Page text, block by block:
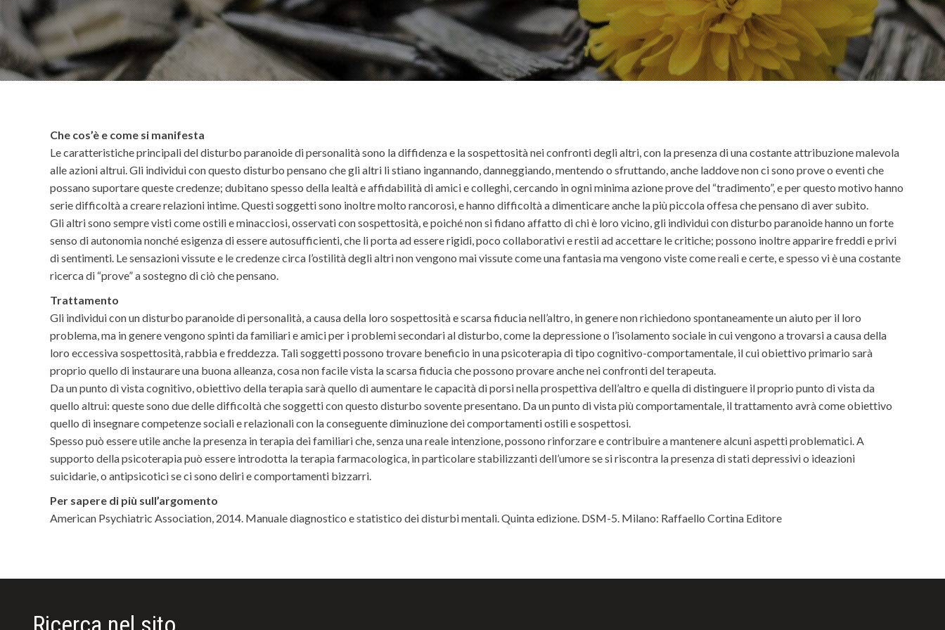
Che cos’è e come si manifesta
Le caratteristiche principali del disturbo paranoide di personalità sono la diffidenza e la sospettosità nei confronti degli altri, con la presenza di una costante attribuzione malevola
alle azioni altrui. Gli individui con questo disturbo pensano che gli altri li stiano ingannando, danneggiando, mentendo o sfruttando, anche laddove non ci sono prove o eventi che
possano suportare queste credenze; dubitano spesso della lealtà e affidabilità di amici e colleghi, cercando in ogni minima azione prove del “tradimento”, e per questo motivo hanno
serie difficoltà a creare relazioni intime. Questi soggetti sono inoltre molto rancorosi, e hanno difficoltà a dimenticare anche la più piccola offesa che pensano di aver subìto.
Gli altri sono sempre visti come ostili e minacciosi, osservati con sospettosità, e poiché non si fidano affatto di chi è loro vicino, gli individui con disturbo paranoide hanno un forte
senso di autonomia nonché esigenza di essere autosufficienti, che li porta ad essere rigidi, poco collaborativi e restii ad accettare le critiche; possono inoltre apparire freddi e privi
di sentimenti. Le sensazioni vissute e le credenze circa l’ostilità degli altri non vengono mai vissute come una fantasia ma vengono viste come reali e certe, e spesso vi è una costante
ricerca di “prove” a sostegno di ciò che pensano.
Trattamento
Gli individui con un disturbo paranoide di personalità, a causa della loro sospettosità e scarsa fiducia nell’altro, in genere non richiedono spontaneamente un aiuto per il loro
problema, ma in genere vengono spinti da familiari e amici per i problemi secondari al disturbo, come la depressione o l’isolamento sociale in cui vengono a trovarsi a causa della
loro eccessiva sospettosità, rabbia e freddezza. Tali soggetti possono trovare beneficio in una psicoterapia di tipo cognitivo-comportamentale, il cui obiettivo primario sarà
proprio quello di instaurare una buona alleanza, cosa non facile vista la scarsa fiducia che possono provare anche nei confronti del terapeuta.
Da un punto di vista cognitivo, obiettivo della terapia sarà quello di aumentare le capacità di porsi nella prospettiva dell’altro e quella di distinguere il proprio punto di vista da
quello altrui: queste sono due delle difficoltà che soggetti con questo disturbo sovente presentano. Da un punto di vista più comportamentale, il trattamento avrà come obiettivo
quello di insegnare competenze sociali e relazionali con la conseguente diminuzione dei comportamenti ostili e sospettosi.
Spesso può essere utile anche la presenza in terapia dei familiari che, senza una reale intenzione, possono rinforzare e contribuire a mantenere alcuni aspetti problematici. A
supporto della psicoterapia può essere introdotta la terapia farmacologica, in particolare stabilizzanti dell’umore se si riscontra la presenza di stati depressivi o ideazioni
suicidarie, o antipsicotici se ci sono deliri e comportamenti bizzarri.
Per sapere di più sull’argomento
American Psychiatric Association, 2014. Manuale diagnostico e statistico dei disturbi mentali. Quinta edizione. DSM-5. Milano: Raffaello Cortina Editore